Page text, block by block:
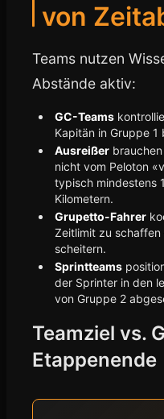
von
Teams nutzen
Abstände aktiv:
GC-Teams
Kapitän in Gruppe
Ausreißer
nicht vom Peloton
typisch mindestens
Kilometern.
Grupetto-Fahrer
Zeitlimit zu schaffen
scheitern.
Sprintteams
der Sprinter in den
von Gruppe 2
Teamziel vs.
Etappenende